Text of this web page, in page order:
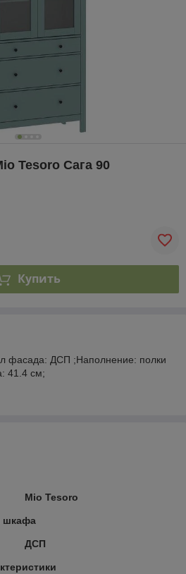
Tesoro Сага 90
Купить
фасада: ДСП ;Наполнение: полки
41.4 см;
Mio Tesoro
шкафа
ДСП